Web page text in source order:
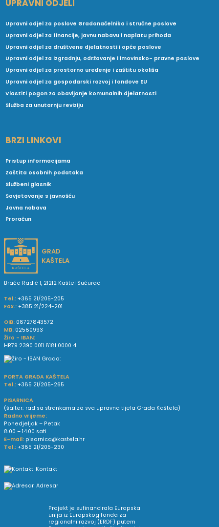
UPRAVNI ODJELI
Upravni odjel za poslove Gradonačelnika i stručne poslove
Upravni odjel za financije, javnu nabavu i naplatu prihoda
Upravni odjel za društvene djelatnosti i opće poslove
Upravni odjel za izgradnju, održavanje i imovinsko- pravne poslove
Upravni odjel za prostorno uređenje i zaštitu okoliša
Upravni odjel za gospodarski razvoj i fondove EU
Vlastiti pogon za obavljanje komunalnih djelatnosti
Služba za unutarnju reviziju
BRZI LINKOVI
Pristup informacijama
Zaštita osobnih podataka
Službeni glasnik
Savjetovanje s javnošću
Javna nabava
Proračun
GRAD
KAŠTELA
Braće Radić 1, 21212 Kaštel Sućurac
Tel.: +385 21/205-205
Fax.: +385 21/224-201
OIB: 08727843572
MB: 02580993
Žiro - IBAN:
HR79 2390 0011 8181 0000 4
PORTA GRADA KAŠTELA
Tel.: +385 21/205-265
PISARNICA
(šalter; rad sa strankama za sva upravna tijela Grada Kaštela)
Radno vrijeme:
Ponedjeljak – Petak
8.00 – 14.00 sati
E-mail: pisarnica@kastela.hr
Tel.: +385 21/205-230
Kontakt
Adresar
Projekt je sufinancirala Europska
unija iz Europskog fonda za
regionalni razvoj (ERDF) putem